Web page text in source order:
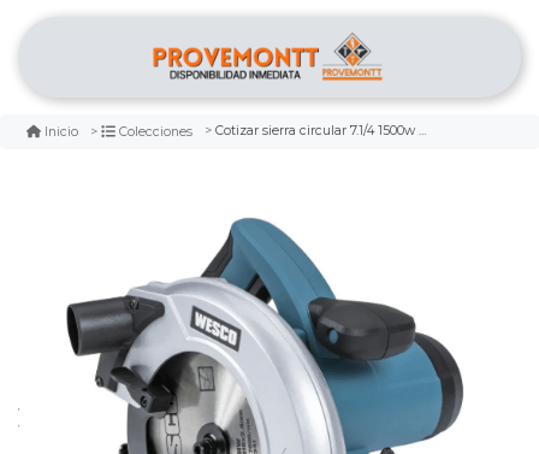
Inicio Colecciones Cotizar sierra circular 7.1/4 1500w wesco